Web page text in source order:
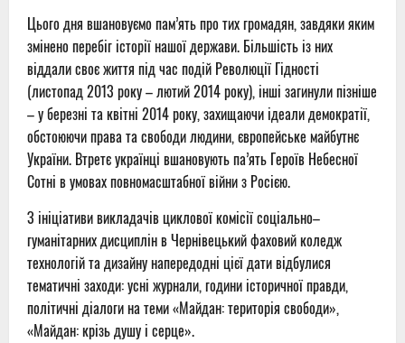
Цього дня вшановуємо пам’ять про тих громадян, завдяки яким
змінено перебіг історії нашої держави. Більшість із них
віддали своє життя під час подій Революції Гідності
(листопад 2013 року – лютий 2014 року), інші загинули пізніше
– у березні та квітні 2014 року, захищаючи ідеали демократії,
обстоюючи права та свободи людини, європейське майбутнє
України. Втретє українці вшановують па’ять Героїв Небесної
Сотні в умовах повномасштабної війни з Росією.
З ініціативи викладачів циклової комісії соціально–
гуманітарних дисциплін в Чернівецький фаховий коледж
технологій та дизайну напередодні цієї дати відбулися
тематичні заходи: усні журнали, години історичної правди,
політичні діалоги на теми «Майдан: територія свободи»,
«Майдан: крізь душу і серце».